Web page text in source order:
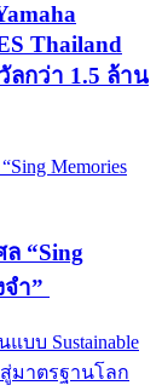
Thailand
ลกว่า 1.5 ล้าน
“Sing
ำ”